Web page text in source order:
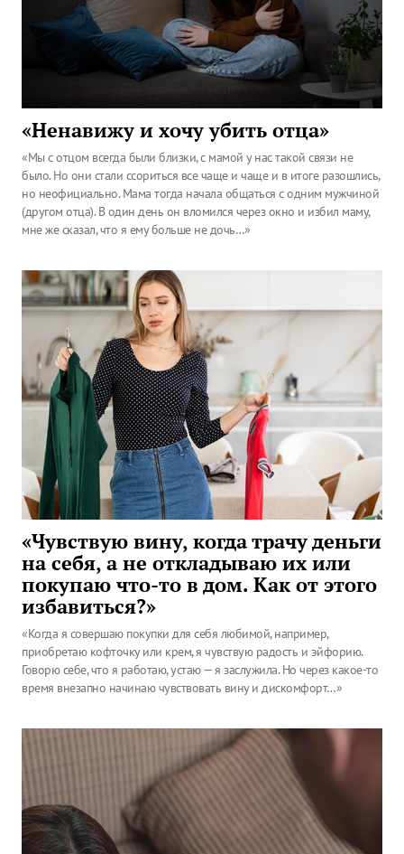
«Ненавижу и хочу убить отца»
«Мы с отцом всегда были близки, с мамой у нас такой связи не
было. Но они стали ссориться все чаще и чаще и в итоге разошлись,
но неофициально. Мама тогда начала общаться с одним мужчиной
(другом отца). В один день он вломился через окно и избил маму,
мне же сказал, что я ему больше не дочь…»
«Чувствую вину, когда трачу деньги
на себя, а не откладываю их или
покупаю что-то в дом. Как от этого
избавиться?»
«Когда я совершаю покупки для себя любимой, например,
приобретаю кофточку или крем, я чувствую радость и эйфорию.
Говорю себе, что я работаю, устаю — я заслужила. Но через какое-то
время внезапно начинаю чувствовать вину и дискомфорт…»